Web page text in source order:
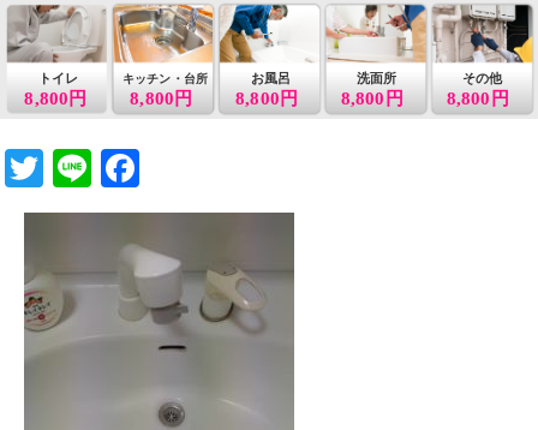
8,800円
トイレ
8,800円
キッチン・台所 お風呂
8,800円
洗面所
8,800円
その他
8,800円
T
wi
er
Li
n a
c
e
b
o
o